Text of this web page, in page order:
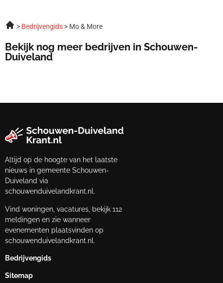
Bedrijvengids Mo & More
Bekijk nog meer bedrijven in Schouwen-
Duiveland
Altijd op de hoogte van het laatste
nieuws in gemeente Schouwen-
Duiveland via
schouwenduivelandkrant.nl.
Vind woningen, vacatures, bekijk 112
meldingen en zie wanneer
evenementen plaatsvinden op
schouwenduivelandkrant.nl.
Bedrijvengids
Sitemap